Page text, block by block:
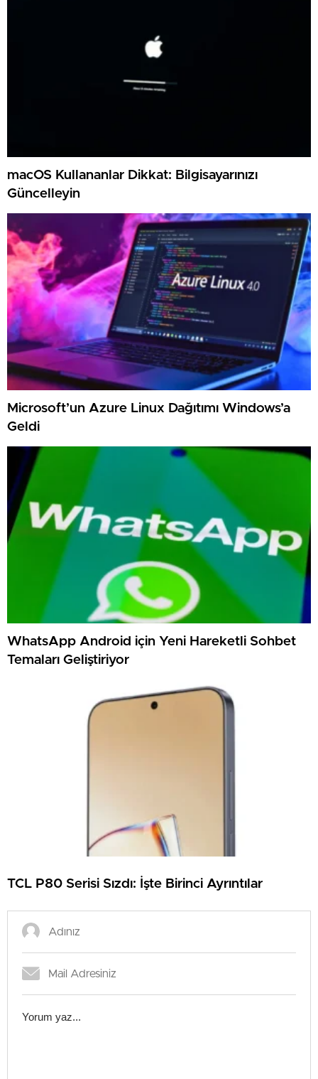
macOS Kullananlar Dikkat: Bilgisayarınızı
Güncelleyin
Microsoft’un Azure Linux Dağıtımı Windows’a
Geldi
WhatsApp Android için Yeni Hareketli Sohbet
Temaları Geliştiriyor
TCL P80 Serisi Sızdı: İşte Birinci Ayrıntılar